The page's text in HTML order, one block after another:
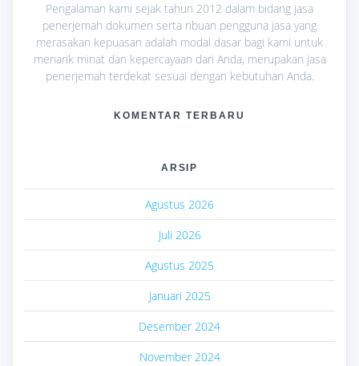
Pengalaman kami sejak tahun 2012 dalam bidang jasa
penerjemah dokumen serta ribuan pengguna jasa yang
merasakan kepuasan adalah modal dasar bagi kami untuk
menarik minat dan kepercayaan dari Anda, merupakan jasa
penerjemah terdekat sesuai dengan kebutuhan Anda.
KOMENTAR TERBARU
ARSIP
Agustus 2026
Juli 2026
Agustus 2025
Januari 2025
Desember 2024
November 2024